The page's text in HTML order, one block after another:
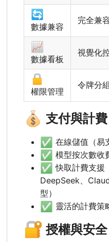
🔄
數據兼容
完全兼
📈
數據看板
視覺化
🔒
權限管理
令牌分
💰 支付與計費
✅ 在線儲值（易
✅ 模型按次數收
✅ 快取計費支援
DeepSeek、
型）
✅ 靈活的計費策
🔐 授權與安全